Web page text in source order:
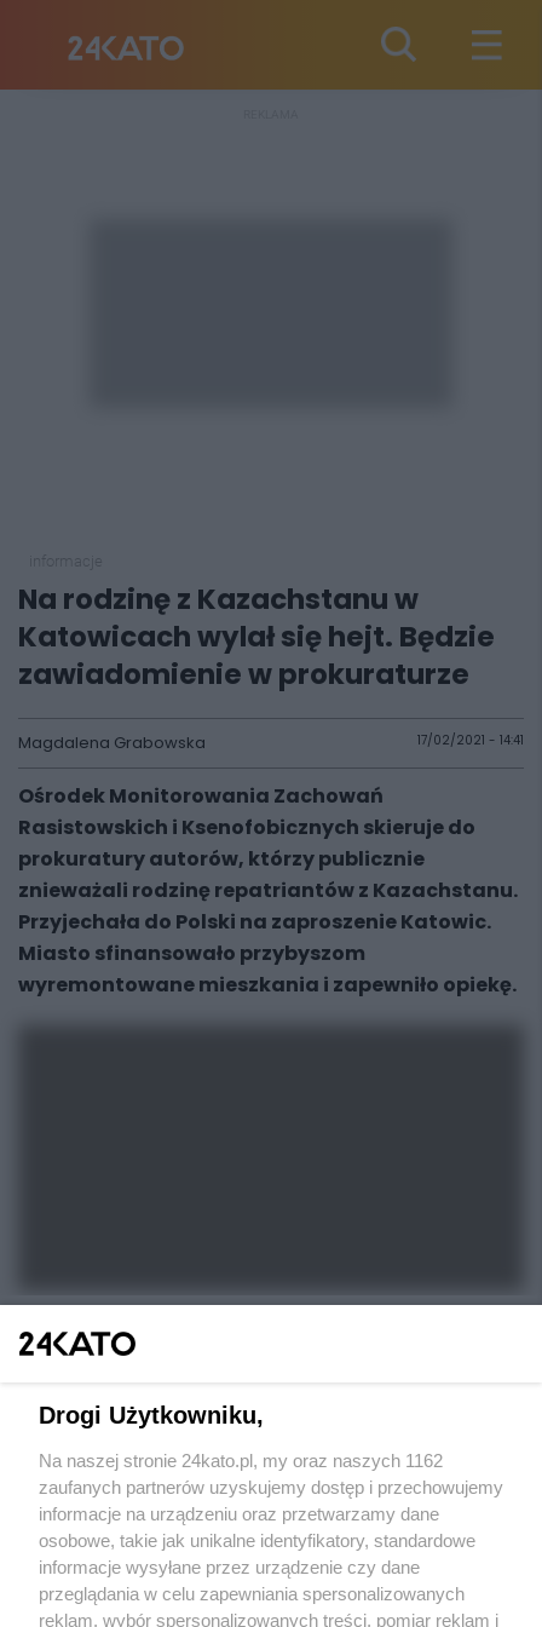
Na rodzinę z Kazachstanu w
Katowicach wylał się hejt. Będzie
zawiadomienie w prokuraturze
Magdalena Grabowska 17/02/2021 - 14:41
Ośrodek Monitorowania Zachowań
Rasistowskich i Ksenofobicznych skieruje do
prokuratury autorów, którzy publicznie
znieważali rodzinę repatriantów z Kazachstanu.
Przyjechała do Polski na zaproszenie Katowic.
Miasto sfinansowało przybyszom
wyremontowane mieszkania i zapewniło opiekę.
Wydawca mediów lokalnych
Drogi Użytkowniku,
Na naszej stronie 24kato.pl, my oraz naszych 1162
zaufanych partnerów uzyskujemy dostęp i przechowujemy
informacje na urządzeniu oraz przetwarzamy dane
osobowe, takie jak unikalne identyfikatory, standardowe
informacje wysyłane przez urządzenie czy dane
przeglądania w celu zapewniania spersonalizowanych
reklam, wybór spersonalizowanych treści, pomiar reklam i